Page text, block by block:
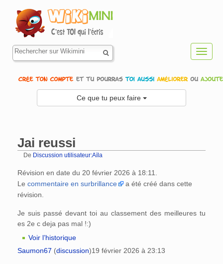
Ce que tu peux faire
Jai reussi
De Discussion utilisateur:Aïla
Révision en date du 20 février 2026 à 18:11.
Le commentaire en surbrillance
a été créé dans cette
révision.
Je suis passé devant toi au classement des meilleures tu
es 2e c deja pas mal !:)
Voir l’historique
Saumon67 (discussion)19 février 2026 à 23:13